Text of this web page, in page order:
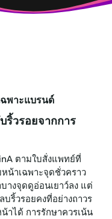
พาะแบรนด์
ริ้วรอยจากการ
ตามใบสั่งแพทย์ที่
น้าเฉพาะจุดชั่วคราว
างจุดดูอ่อนเยาว์ลง แต่
ริ้วรอยคงที่อย่างถาวร
าได้ การรักษาควรเน้น